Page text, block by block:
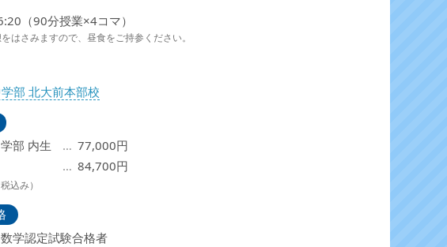
（90分授業×4コマ）
はさみますので、昼食をご持参ください。
部 北大前本部校
部 内生
77,000円
84,700円
込み）
学認定試験合格者